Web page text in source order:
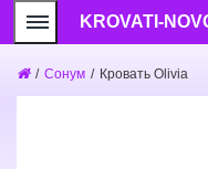
KROVATI-
/ Сонум / Кровать Olivia